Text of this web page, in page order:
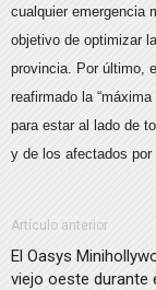
cualquier emergencia
objetivo de optimizar
provincia. Por último,
reafirmado la
para estar al lado de
y de los afectados por
Artículo anterior
El Oasys
viejo oeste durante